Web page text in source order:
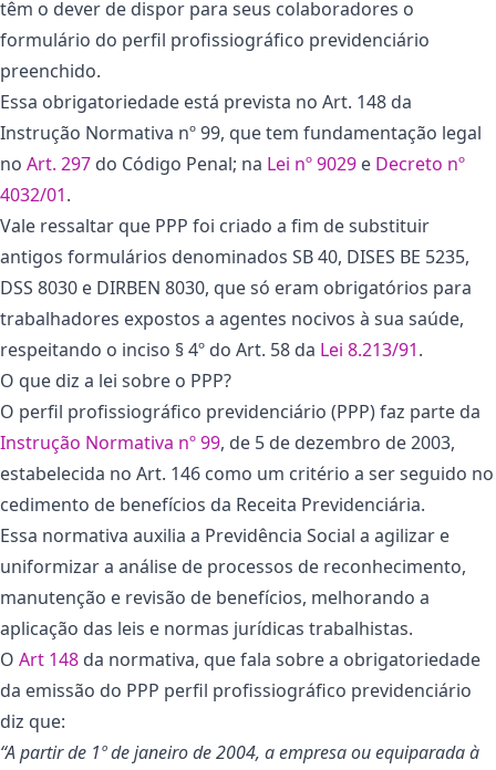
têm o dever de dispor para seus colaboradores o
formulário do perfil profissiográfico previdenciário
preenchido.
Essa obrigatoriedade está prevista no Art. 148 da
Instrução Normativa nº 99, que tem fundamentação legal
no Art. 297 do Código Penal; na Lei nº 9029 e Decreto nº
4032/01.
Vale ressaltar que PPP foi criado a fim de substituir
antigos formulários denominados SB 40, DISES BE 5235,
DSS 8030 e DIRBEN 8030, que só eram obrigatórios para
trabalhadores expostos a agentes nocivos à sua saúde,
respeitando o inciso § 4º do Art. 58 da Lei 8.213/91.
O que diz a lei sobre o PPP?
O perfil profissiográfico previdenciário (PPP) faz parte da
Instrução Normativa nº 99, de 5 de dezembro de 2003,
estabelecida no Art. 146 como um critério a ser seguido no
cedimento de benefícios da Receita Previdenciária.
Essa normativa auxilia a Previdência Social a agilizar e
uniformizar a análise de processos de reconhecimento,
manutenção e revisão de benefícios, melhorando a
aplicação das leis e normas jurídicas trabalhistas.
O Art 148 da normativa, que fala sobre a obrigatoriedade
da emissão do PPP perfil profissiográfico previdenciário
diz que:
“A partir de 1º de janeiro de 2004, a empresa ou equiparada à